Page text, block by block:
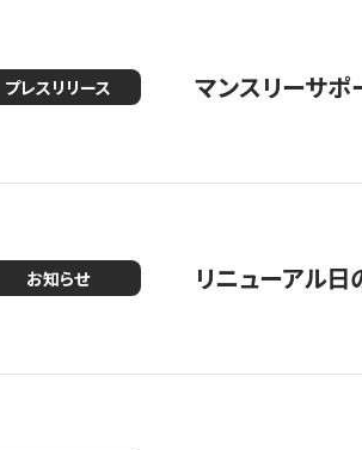
プレスリリース マンスリーサ
お知らせ リニューアル